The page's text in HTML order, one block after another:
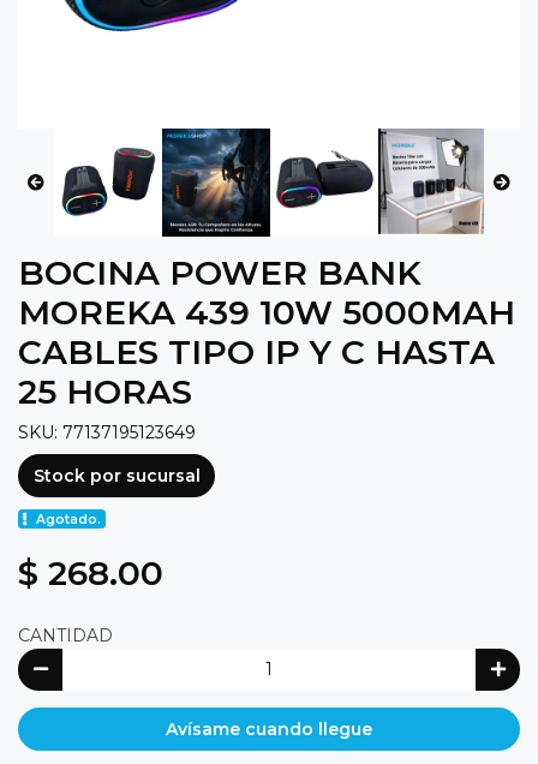
BOCINA POWER BANK
MOREKA 439 10W 5000MAH
CABLES TIPO IP Y C HASTA
25 HORAS
SKU: 77137195123649
Stock por sucursal
Agotado.
$ 268.00
CANTIDAD
Avísame cuando llegue